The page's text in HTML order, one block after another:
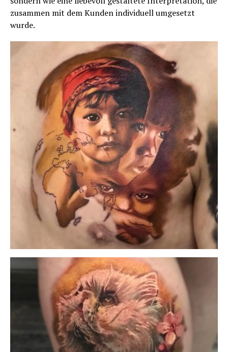
zusammen mit dem Kunden individuell umgesetzt
wurde.